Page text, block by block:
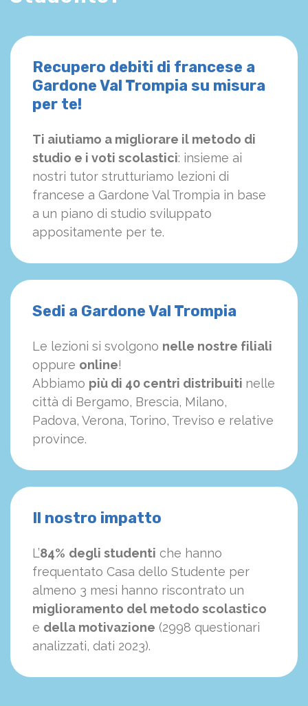
Recupero debiti di francese a
Gardone Val Trompia su misura
per te!
Ti aiutiamo a migliorare il metodo di
studio e i voti scolastici: insieme ai
nostri tutor strutturiamo lezioni di
francese a Gardone Val Trompia in base
a un piano di studio sviluppato
appositamente per te.
Sedi a Gardone Val Trompia
Le lezioni si svolgono nelle nostre filiali
oppure online!
Abbiamo più di 40 centri distribuiti nelle
città di Bergamo, Brescia, Milano,
Padova, Verona, Torino, Treviso e relative
province.
Il nostro impatto
L’84% degli studenti che hanno
frequentato Casa dello Studente per
almeno 3 mesi hanno riscontrato un
miglioramento del metodo scolastico
e della motivazione (2998 questionari
analizzati, dati 2023).